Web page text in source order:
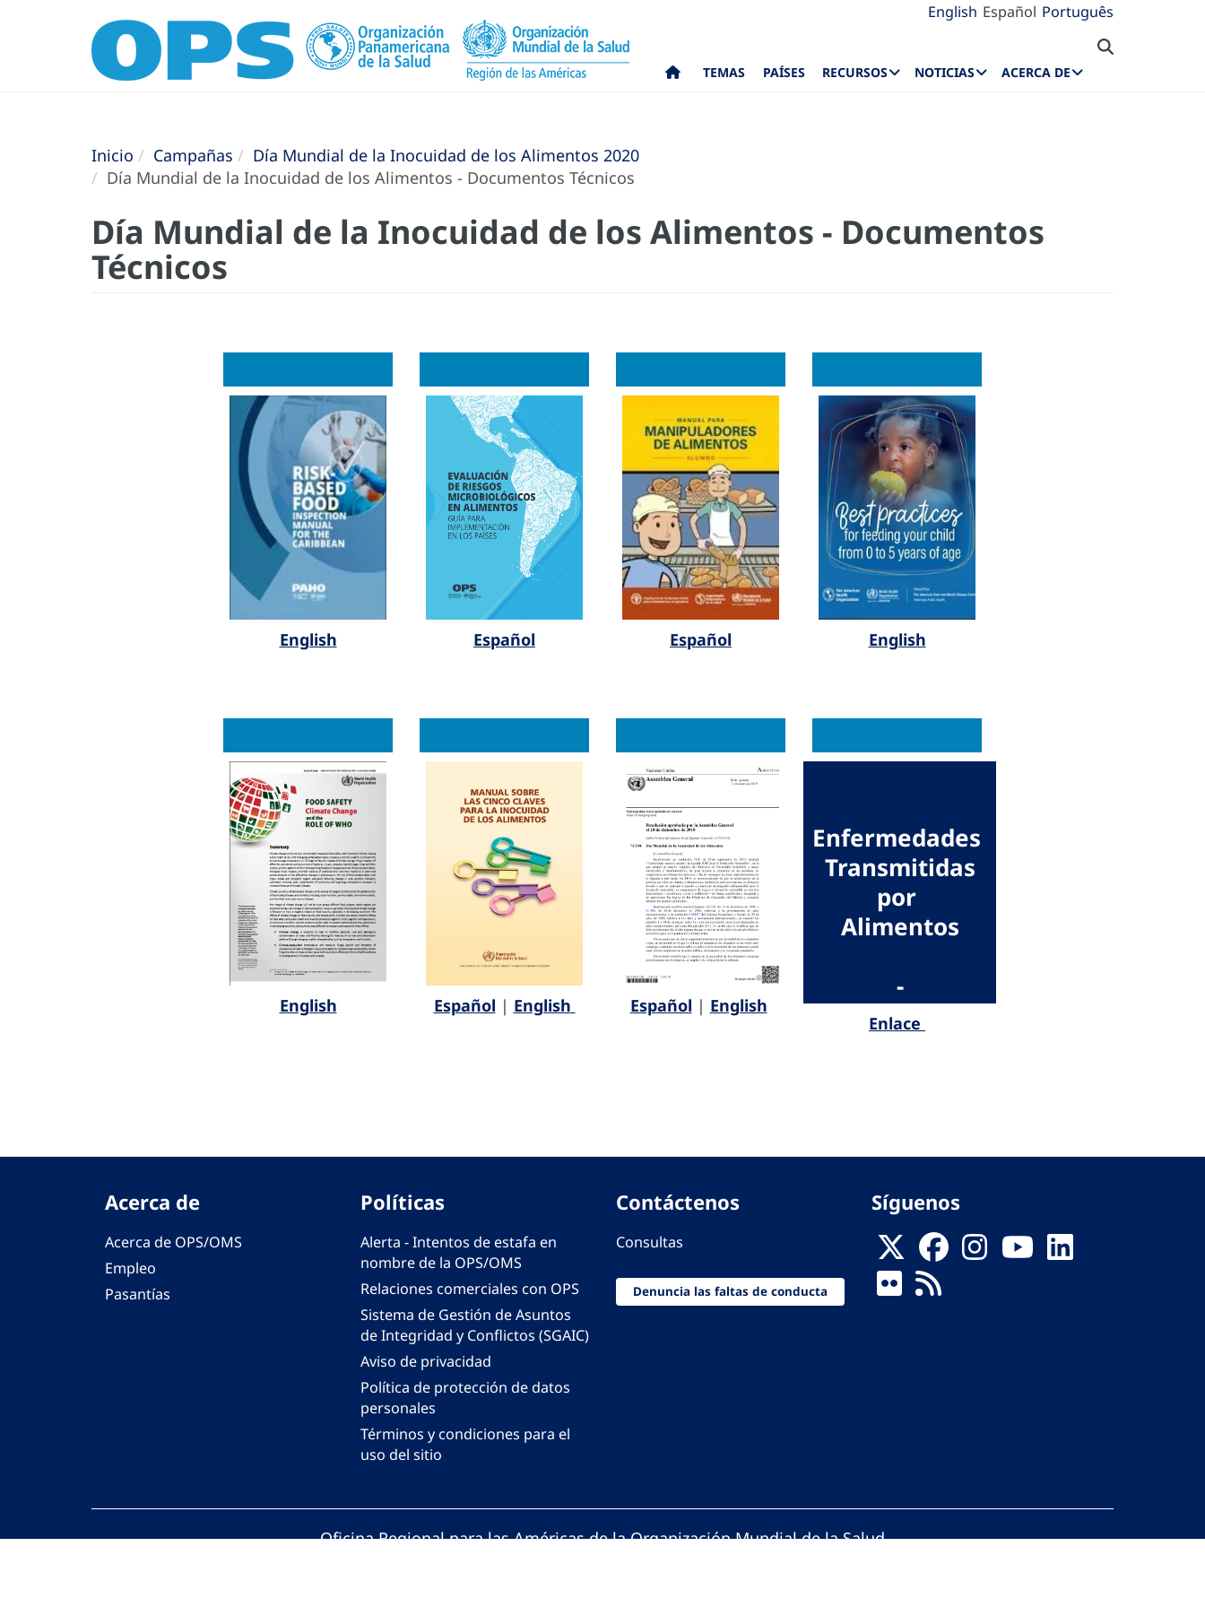
English Español Português
TEMAS PAÍSES RECURSOS NOTICIAS ACERCA DE
Inicio Campañas
Día Mundial de la Inocuidad de los Alimentos 2020
Día Mundial de la Inocuidad de los Alimentos - Documentos Técnicos
Día Mundial de la Inocuidad de los Alimentos - Documentos
Técnicos
English Español Español English
English Español | English Español | English
Enfermedades
Transmitidas
por
Alimentos
-
Enlace
Acerca de
Acerca de OPS/OMS
Empleo
Pasantías
Políticas
Alerta - Intentos de estafa en
nombre de la OPS/OMS
Relaciones comerciales con OPS
Sistema de Gestión de Asuntos
de Integridad y Conflictos (SGAIC)
Aviso de privacidad
Política de protección de datos
personales
Términos y condiciones para el
uso del sitio
Contáctenos
Consultas
Denuncia las faltas de conducta
Síguenos
Oficina Regional para las Américas de la Organización Mundial de la Salud